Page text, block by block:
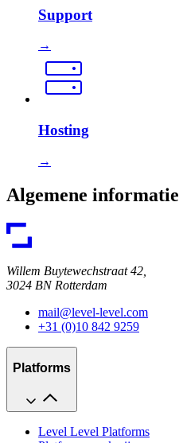
Support
→
Hosting
→
Algemene informatie
Willem Buytewechstraat 42,
3024 BN Rotterdam
mail@level-level.com
+31 (0)10 842 9259
Platforms
Level Level Platforms